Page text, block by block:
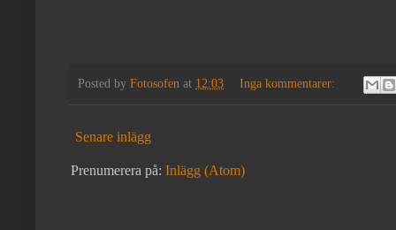
Posted by Fotosofen at 12:03 Inga kommentarer:
Senare inlägg
Prenumerera på: Inlägg (Atom)